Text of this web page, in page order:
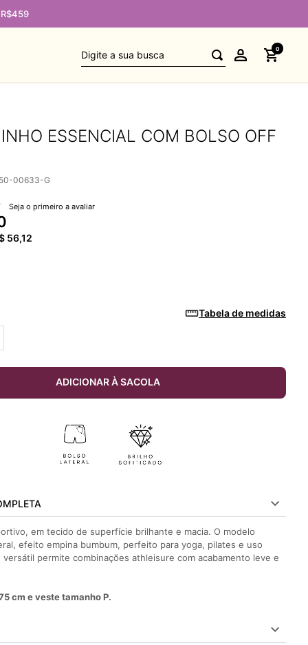
Digite a sua busca 0
ESSENCIAL COM BOLSO OFF
00633-G
Seja o primeiro a avaliar
56,12
Tabela de medidas
ADICIONAR À SACOLA
em tecido de superfície brilhante e macia. O modelo
efeito empina bumbum, perfeito para yoga, pilates e uso
versátil permite combinações athleisure com acabamento leve e
cm e veste tamanho P.